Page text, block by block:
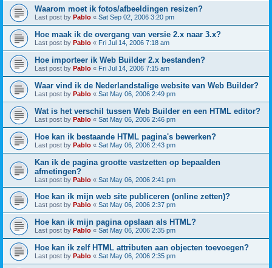
Waarom moet ik fotos/afbeeldingen resizen?
Last post by Pablo « Sat Sep 02, 2006 3:20 pm
Hoe maak ik de overgang van versie 2.x naar 3.x?
Last post by Pablo « Fri Jul 14, 2006 7:18 am
Hoe importeer ik Web Builder 2.x bestanden?
Last post by Pablo « Fri Jul 14, 2006 7:15 am
Waar vind ik de Nederlandstalige website van Web Builder?
Last post by Pablo « Sat May 06, 2006 2:49 pm
Wat is het verschil tussen Web Builder en een HTML editor?
Last post by Pablo « Sat May 06, 2006 2:46 pm
Hoe kan ik bestaande HTML pagina's bewerken?
Last post by Pablo « Sat May 06, 2006 2:43 pm
Kan ik de pagina grootte vastzetten op bepaalden
afmetingen?
Last post by Pablo « Sat May 06, 2006 2:41 pm
Hoe kan ik mijn web site publiceren (online zetten)?
Last post by Pablo « Sat May 06, 2006 2:37 pm
Hoe kan ik mijn pagina opslaan als HTML?
Last post by Pablo « Sat May 06, 2006 2:35 pm
Hoe kan ik zelf HTML attributen aan objecten toevoegen?
Last post by Pablo « Sat May 06, 2006 2:35 pm